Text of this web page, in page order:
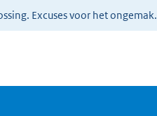
Excuses voor het ongemak.